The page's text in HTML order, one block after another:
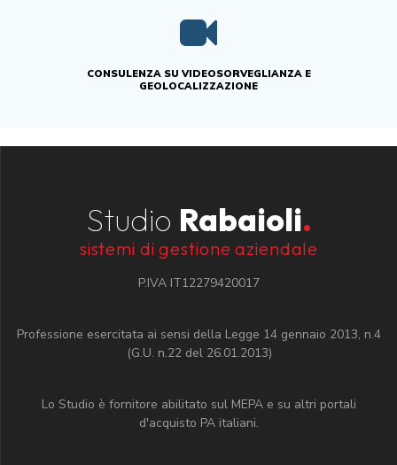
CONSULENZA SU VIDEOSORVEGLIANZA E
GEOLOCALIZZAZIONE
Studio Rabaioli.
sistemi di gestione aziendale
P.IVA IT12279420017
Professione esercitata ai sensi della Legge 14 gennaio 2013, n.4
(G.U. n.22 del 26.01.2013)
Lo Studio è fornitore abilitato sul MEPA e su altri portali
d'acquisto PA italiani.